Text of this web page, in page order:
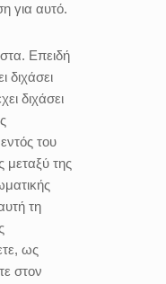
για αυτό.
Επειδή
διχάσει
διχάσει
του
μεταξύ της
τη
ως
στον